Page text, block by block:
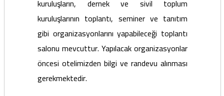
kuruluşların, dernek ve sivil toplum
kuruluşlarının toplantı, seminer ve tanıtım
gibi organizasyonlarını yapabileceği toplantı
salonu mevcuttur. Yapılacak organizasyonlar
öncesi otelimizden bilgi ve randevu alınması
gerekmektedir.